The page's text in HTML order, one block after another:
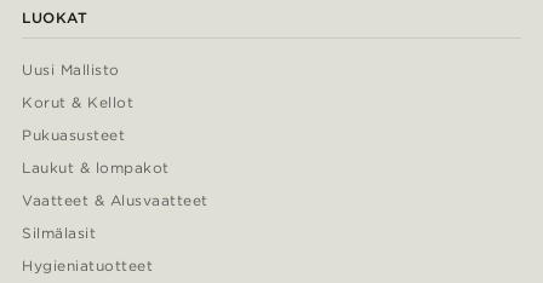
LUOKAT
Uusi Mallisto
Korut & Kellot
Pukuasusteet
Laukut & lompakot
Vaatteet & Alusvaatteet
Silmälasit
Hygieniatuotteet